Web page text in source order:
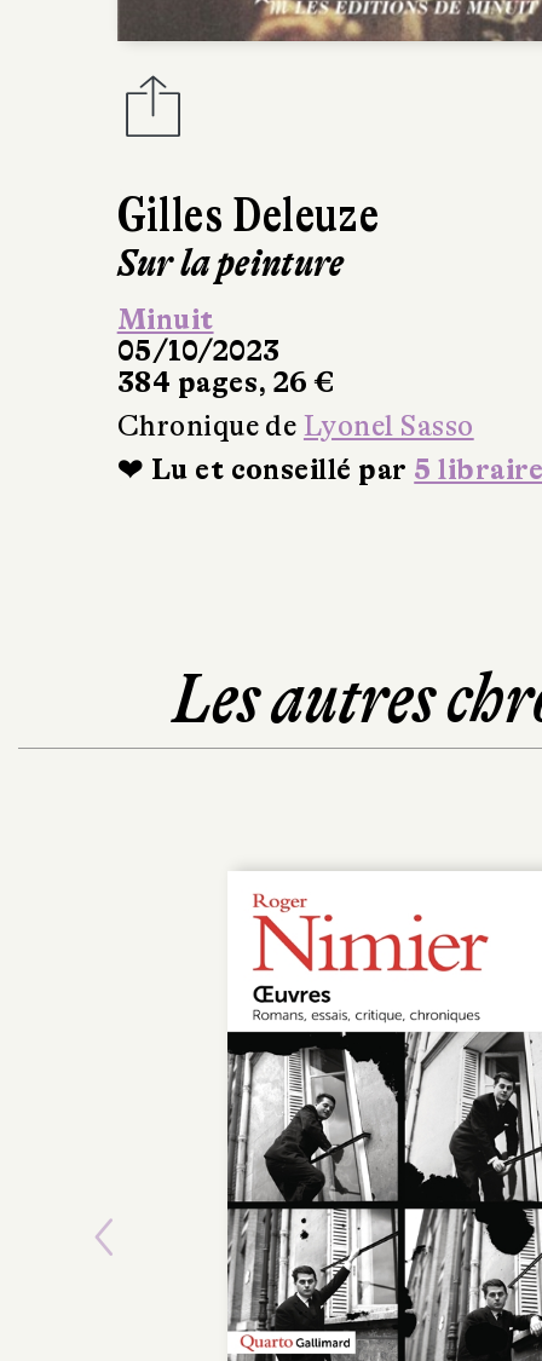
Gilles Deleuze
Sur la peinture
Minuit
05/10/2023
384 pages, 26 €
Chronique de Lyonel Sasso
❤ Lu et conseillé par 5
Les autres
Previous